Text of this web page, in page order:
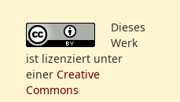
Dieses
Werk
ist lizenziert unter
einer Creative
Commons